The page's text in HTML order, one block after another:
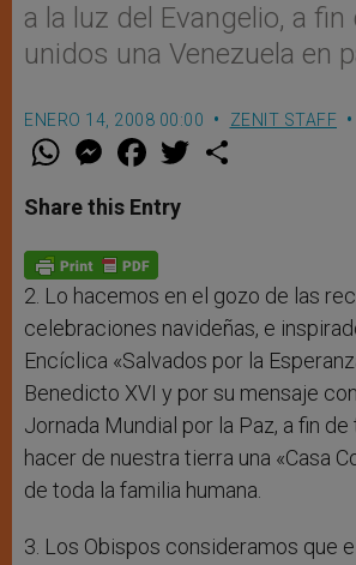
a la luz del Evangelio, a
unidos una Venezuela en
ENERO 14, 2008 00:00 ZENIT STAFF
W
t
s
p
p
M
e
s
e
g
e
r
F
a
e
b
o
k
w
Share this Entry
2. Lo hacemos en el gozo de las
celebraciones navideñas, e
Encíclica «Salvados por la
Benedicto XVI y por su mensaje
Jornada Mundial por la Paz, a fin
hacer de nuestra tierra una «Casa
de toda la familia humana.
3. Los Obispos consideramos que